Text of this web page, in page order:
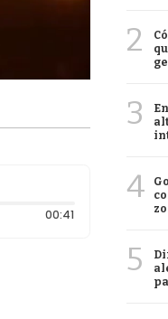
00:41Duración: 41
2
3
4
5